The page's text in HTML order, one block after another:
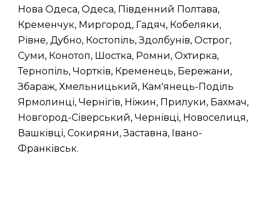
Нова Одеса, Одеса, Південний Полтава,
Кременчук, Миргород, Гадяч, Кобеляки,
Рівне, Дубно, Костопіль, Здолбунів, Острог,
Суми, Конотоп, Шостка, Ромни, Охтирка,
Тернопіль, Чортків, Кременець, Бережани,
Збараж, Хмельницький, Кам'янець-Поділь
Ярмолинці, Чернігів, Ніжин, Прилуки, Бахмач,
Новгород-Сіверський, Чернівці, Новоселиця,
Вашківці, Сокиряни, Заставна, Івано-
Франківськ.